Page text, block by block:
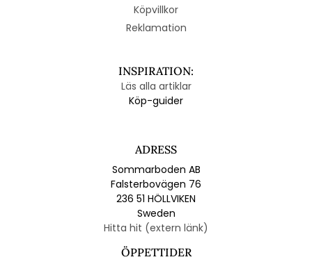
Köpvillkor
Reklamation
INSPIRATION:
Läs alla artiklar
Köp-guider
ADRESS
Sommarboden AB
Falsterbovägen 76
236 51 HÖLLVIKEN
Sweden
Hitta hit (extern länk)
ÖPPETTIDER